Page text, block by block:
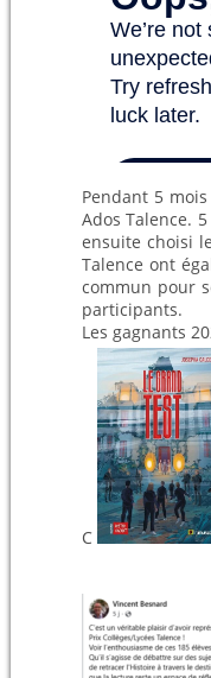
Pendant 5
Ados Talence.
ensuite choisi
Talence ont
commun pour
participants.
Les gagnants
C